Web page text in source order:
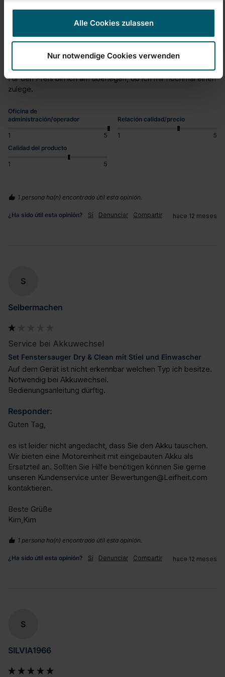
Alle Cookies zulassen
Nur notwendige Cookies verwenden
Er war eine Erleichterung
Fenstersauger Dry & Clean
Leider ist unser Dry & Clean nach vier Jahren eines
Betrieb keine Vorwahnung, wie verkürzte Laufzeit oder
ähnliches.
Für den Preis bin ich am überlegen, ob ich mir nochmal einen
zulege.
Oficina de
administración/operador
1 5
Relación calidad/precio
1
5
Calidad del producto
1 5
1 persona ha(n) encontrado útil esta opinión.
¿Ha sido útil esta opinión? Sí Denunciar Compartir hace 12 meses
S
Selbermachen
Service bei Akkuwechsel
Set Fenstersauger Dry & Clean mit Stiel und Einwascher
Auf dem Gerät ist nicht erkennbar welchen Typ ich besitze.
Notwendig bei Akkuwechsel.
Bedienungsanleitung dürftig.
Responder:
Guten Tag,
es ist leider nicht angedacht, dass Sie den Akku tauschen.
Wir bieten eine Motoreinheit mit eingebauten Akku als
Ersatzteil an. Sollten Sie Hilfe benötigen können Sie gerne
unseren Kundenservice unter Bewertungen@Leifheit.com
kontaktieren.
Beste Grüße
Kim,Kim
1 persona ha(n) encontrado útil esta opinión.
¿Ha sido útil esta opinión? Sí Denunciar Compartir hace 12 meses
S
SILVIA1966